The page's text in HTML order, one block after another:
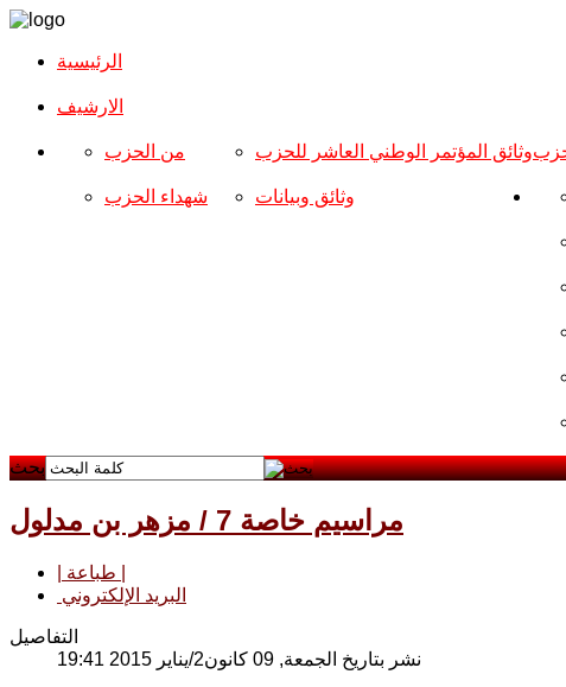
الرئيسية
الارشیف
من الحزب
شهداء الحزب
وثائق المؤتمر الوطني العاشر للحزب
وثائق وبيانات
بحث
مراسيم خاصة 7 / مزهر بن مدلول
البريد الإلكتروني
التفاصيل
نشر بتاريخ الجمعة, 09 كانون2/يناير 2015 19:41